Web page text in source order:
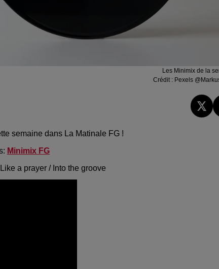
Les Minimix de la
Crédit : Pexels
semaine dans La Matinale FG !
Minimix FG
a prayer / Into the groove